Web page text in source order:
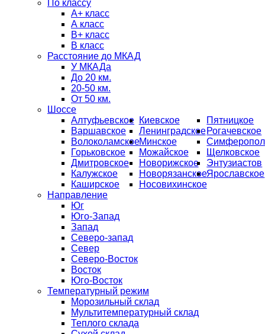
По классу
А+ класс
А класс
B+ класс
В класс
Расстояние до МКАД
У МКАДа
До 20 км.
20-50 км.
От 50 км.
Шоссе
Алтуфьевское
Варшавское
Волоколамское
Горьковское
Дмитровское
Калужское
Каширское
Киевское
Ленинградское
Минское
Можайское
Новорижское
Новорязанское
Носовихинское
Пятницкое
Рогачевское
Щелковское
Энтузиастов
Ярославское
Направление
Юг
Юго-Запад
Запад
Северо-запад
Север
Северо-Восток
Восток
Юго-Восток
Температурный режим
Морозильный склад
Мультитемпературный склад
Теплого склада